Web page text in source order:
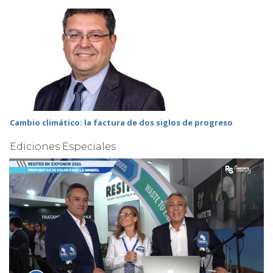
Cambio climático: la factura de dos siglos de progreso
Ediciones Especiales